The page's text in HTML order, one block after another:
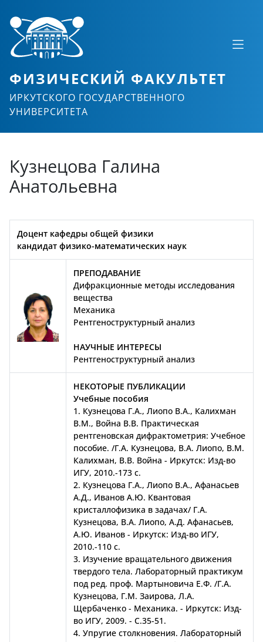
ФИЗИЧЕСКИЙ ФАКУЛЬТЕТ
ИРКУТСКОГО ГОСУДАРСТВЕННОГО
УНИВЕРСИТЕТА
Кузнецова Галина
Анатольевна
Доцент кафедры общей физики
кандидат физико-математических наук
ПРЕПОДАВАНИЕ
Дифракционные методы исследования
вещества
Механика
Рентгеноструктурный анализ
НАУЧНЫЕ ИНТЕРЕСЫ
Рентгеноструктурный анализ
НЕКОТОРЫЕ ПУБЛИКАЦИИ
Учебные пособия
1. Кузнецова Г.А., Лиопо В.А., Калихман
В.М., Война В.В. Практическая
рентгеновская дифрактометрия: Учебное
пособие. /Г.А. Кузнецова, В.А. Лиопо, В.М.
Калихман, В.В. Война - Иркутск: Изд-во
ИГУ, 2010.-173 с.
2. Кузнецова Г.А., Лиопо В.А., Афанасьев
А.Д., Иванов А.Ю. Квантовая
кристаллофизика в задачах/ Г.А.
Кузнецова, В.А. Лиопо, А.Д. Афанасьев,
А.Ю. Иванов - Иркутск: Изд-во ИГУ,
2010.-110 с.
3. Изучение вращательного движения
твердого тела. Лабораторный практикум
под ред. проф. Мартыновича Е.Ф. /Г.А.
Кузнецова, Г.М. Заирова, Л.А.
Щербаченко - Механика. - Иркутск: Изд-
во ИГУ, 2009. - С.35-51.
4. Упругие столкновения. Лабораторный